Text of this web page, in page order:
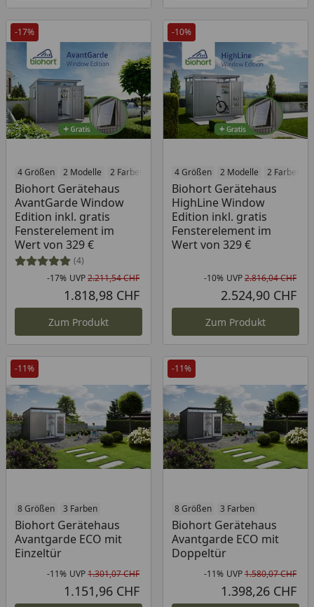
-17%
4 Größen 2 Modelle 2 Farben
Biohort Gerätehaus
AvantGarde Window
Edition inkl. gratis
Fensterelement im
Wert von 329 €
(4)
Rabatt in Prozent
-17%
Ursprünglicher Preis
UVP2.211,54 CHF
1.818,98 CHF
Zum Produkt
-10%
4 Größen 2 Modelle 2 Farben
Biohort Gerätehaus
HighLine Window
Edition inkl. gratis
Fensterelement im
Wert von 329 €
-10% UVP2.816,04 CHF
2.524,90 CHF
Zum Produkt
-11%
8 Größen 3 Farben
Biohort Gerätehaus
Avantgarde ECO mit
Einzeltür
Rabatt in Prozent
-11%
Ursprünglicher Preis
UVP1.301,07 CHF
1.151,96 CHF
-11%
8 Größen 3 Farben
Biohort Gerätehaus
Avantgarde ECO mit
Doppeltür
-11% UVP1.580,07 CHF
1.398,26 CHF